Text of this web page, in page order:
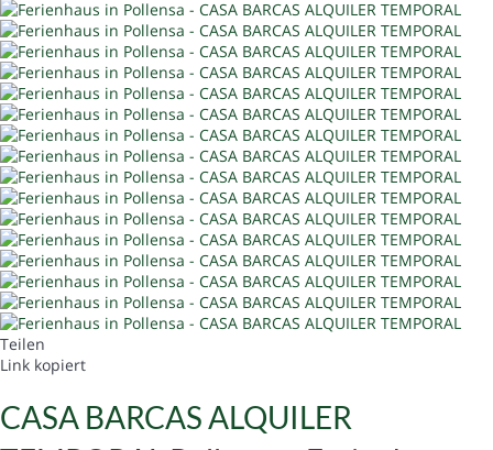
Teilen
Link kopiert
CASA BARCAS ALQUILER